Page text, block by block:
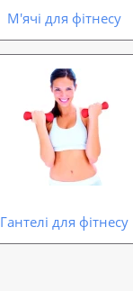
М'ячі для фітнесу
Гантелі для фітнесу